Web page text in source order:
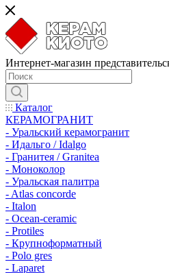
Интернет-магазин
Каталог
КЕРАМОГРАНИТ
- Уральский керамогранит
- Идальго / Idalgo
- Гранитея / Granitea
- Моноколор
- Уральская палитра
- Atlas concorde
- Italon
- Ocean-ceramic
- Protiles
- Крупноформатный
- Polo gres
- Laparet